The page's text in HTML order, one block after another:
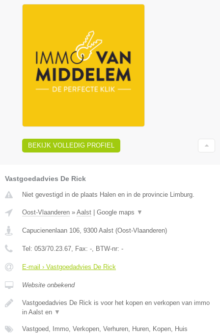
BEKIJK VOLLEDIG PROFIEL
Vastgoedadvies De Rick
Niet gevestigd in de plaats Halen en in de provincie Limburg.
Oost-Vlaanderen » Aalst Google maps ▼
Capucienenlaan 106 9300 Aalst (Oost-Vlaanderen)
Tel: 053/70.23.67 , Fax: - , BTW-nr: -
E-mail › Vastgoedadvies De Rick
Website onbekend
Vastgoedadvies De Rick is voor het kopen en verkopen van immo
in Aalst en ▼
Vastgoed, Immo, Verkopen, Verhuren, Huren, Kopen, Huis